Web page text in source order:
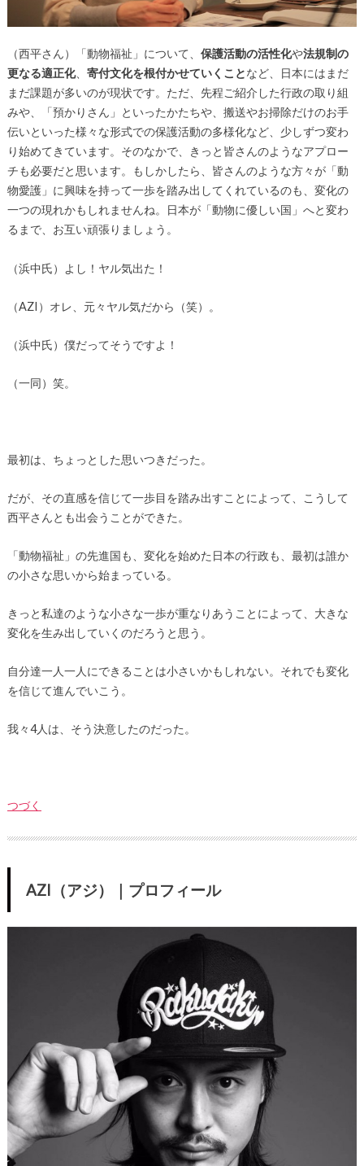
（西平さん）「動物福祉」について、 保護活動の活性化や法規制の
更なる適正化、 寄付文化を根付かせていくことなど、日本にはまだ
まだ課題が多いのが現状です。ただ、先程ご紹介した行政の取り組
みや、「預かりさん」といったかたちや、搬送やお掃除だけのお手
伝いといった様々な形式での保護活動の多様化など、少しずつ変わ
り始めてきています。そのなかで、きっと皆さんのようなアプロー
チも必要だと思います。もしかしたら、皆さんのような方々が「動
物愛護」に興味を持って一歩を踏み出してくれているのも、変化の
一つの現れかもしれませんね。日本が「動物に優しい国」へと変わ
るまで、お互い頑張りましょう。
（浜中氏）よし！ヤル気出た！
（AZI）オレ、元々ヤル気だから（笑）。
（浜中氏）僕だってそうですよ！
（一同）笑。
最初は、ちょっとした思いつきだった。
だが、その直感を信じて一歩目を踏み出すことによって、こうして
西平さんとも出会うことができた。
「動物福祉」の先進国も、変化を始めた日本の行政も、最初は誰か
の小さな思いから始まっている。
きっと私達のような小さな一歩が重なりあうことによって、大きな
変化を生み出していくのだろうと思う。
自分達一人一人にできることは小さいかもしれない。それでも変化
を信じて進んでいこう。
我々4人は、そう決意したのだった。
つづく
AZI（アジ）｜プロフィール